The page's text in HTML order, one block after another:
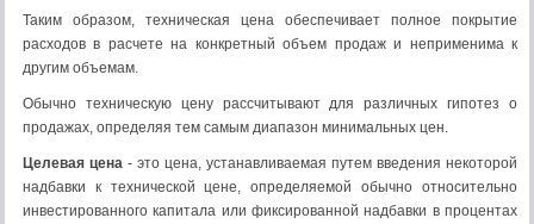
Таким образом, техническая цена обеспечивает полное покрытие
расходов в расчете на конкретный объем продаж и неприменима к
другим объемам.
Обычно техническую цену рассчитывают для различных гипотез о
продажах, определяя тем самым диапазон минимальных цен.
Целевая цена - это цена, устанавливаемая путем введения некоторой
надбавки к технической цене, определяемой обычно относительно
инвестированного капитала или фиксированной надбавки в процентах